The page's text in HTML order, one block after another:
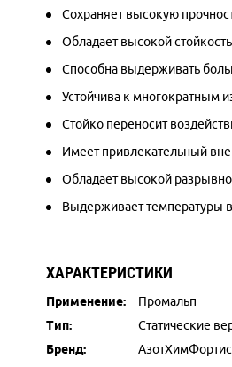
Сохраняет высокую
Обладает высокой
Способна выдерживать
Устойчива к многократным
Стойко переносит
Имеет привлекательный
Обладает высокой
Выдерживает температуры
ХАРАКТЕРИСТИКИ
Применение:
Промальп
Тип:
Статические
Бренд:
АзотХимФортис